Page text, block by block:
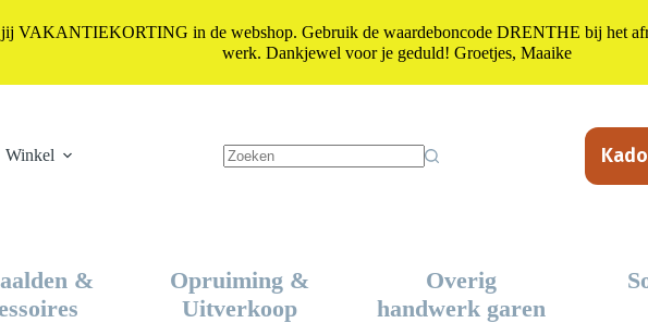
Winkel
&
Opruiming &
Uitverkoop
Overig
handwerk garen
VAKANTIEKORTING in de webshop. Gebruik de waardeboncode DRENTHE bij het
werk. Dankjewel voor je geduld! Groetjes, Maaike